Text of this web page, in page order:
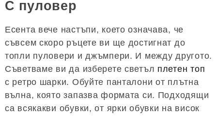
С пуловер
Есента вече настъпи, което означава, че
съвсем скоро ръцете ви ще достигнат до
топли пуловери и джъмпери. И между другото.
Съветваме ви да изберете светъл плетен топ
с ретро шарки. Обуйте панталони от плътна
вълна, която запазва формата си. Подходящи
са всякакви обувки, от ярки обувки на висок